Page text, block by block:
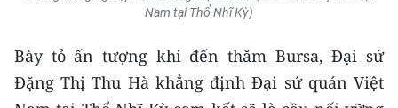
Infographic
Nam tại Thổ Nhĩ Kỳ)
Bày tỏ ấn tượng khi đến thăm Bursa, Đại sứ
Đặng Thị Thu Hà khẳng định Đại sứ quán Việt